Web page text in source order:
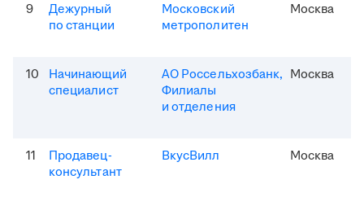
9
Дежурный
по станции
Московский
метрополитен
Москва
10
Начинающий
специалист
АО Россельхозбанк,
Филиалы
и отделения
Москва
11
Продавец-
консультант
ВкусВилл Москва